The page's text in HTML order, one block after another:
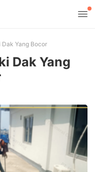
Yang Bocor
Dak Yang